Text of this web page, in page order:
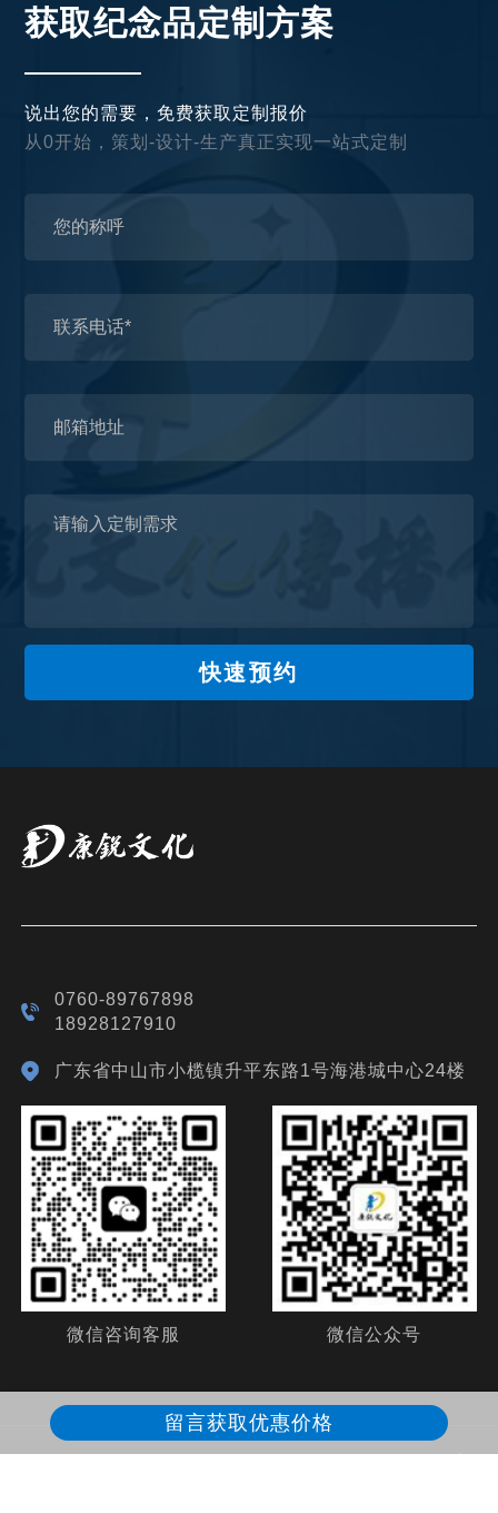
留言获取优惠价格
获取纪念品定制方案
说出您的需要，免费获取定制报价
从0开始，策划-设计-生产真正实现一站式定制
快速预约
0760-89767898
18928127910
广东省中山市小榄镇升平东路1号海港城中心24楼
微信咨询客服 微信公众号